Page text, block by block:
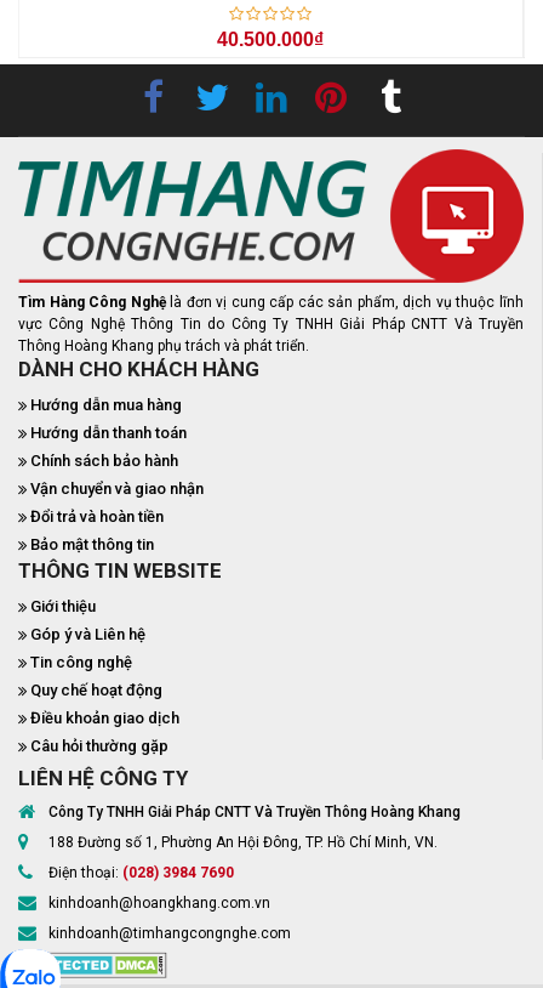
40.500.000₫
Tìm Hàng Công Nghệ là đơn vị cung cấp các sản phẩm, dịch vụ thuộc lĩnh
vực Công Nghệ Thông Tin do Công Ty TNHH Giải Pháp CNTT Và Truyền
Thông Hoàng Khang phụ trách và phát triển.
DÀNH CHO KHÁCH HÀNG
Hướng dẫn mua hàng
Hướng dẫn thanh toán
Chính sách bảo hành
Vận chuyển và giao nhận
Đổi trả và hoàn tiền
Bảo mật thông tin
THÔNG TIN WEBSITE
Giới thiệu
Góp ý và Liên hệ
Tin công nghệ
Quy chế hoạt động
Điều khoản giao dịch
Câu hỏi thường gặp
LIÊN HỆ CÔNG TY
Công Ty TNHH Giải Pháp CNTT Và Truyền Thông Hoàng Khang
188 Đường số 1, Phường An Hội Đông, TP. Hồ Chí Minh, VN.
Điện thoại: (028) 3984 7690
kinhdoanh@hoangkhang.com.vn
kinhdoanh@timhangcongnghe.com